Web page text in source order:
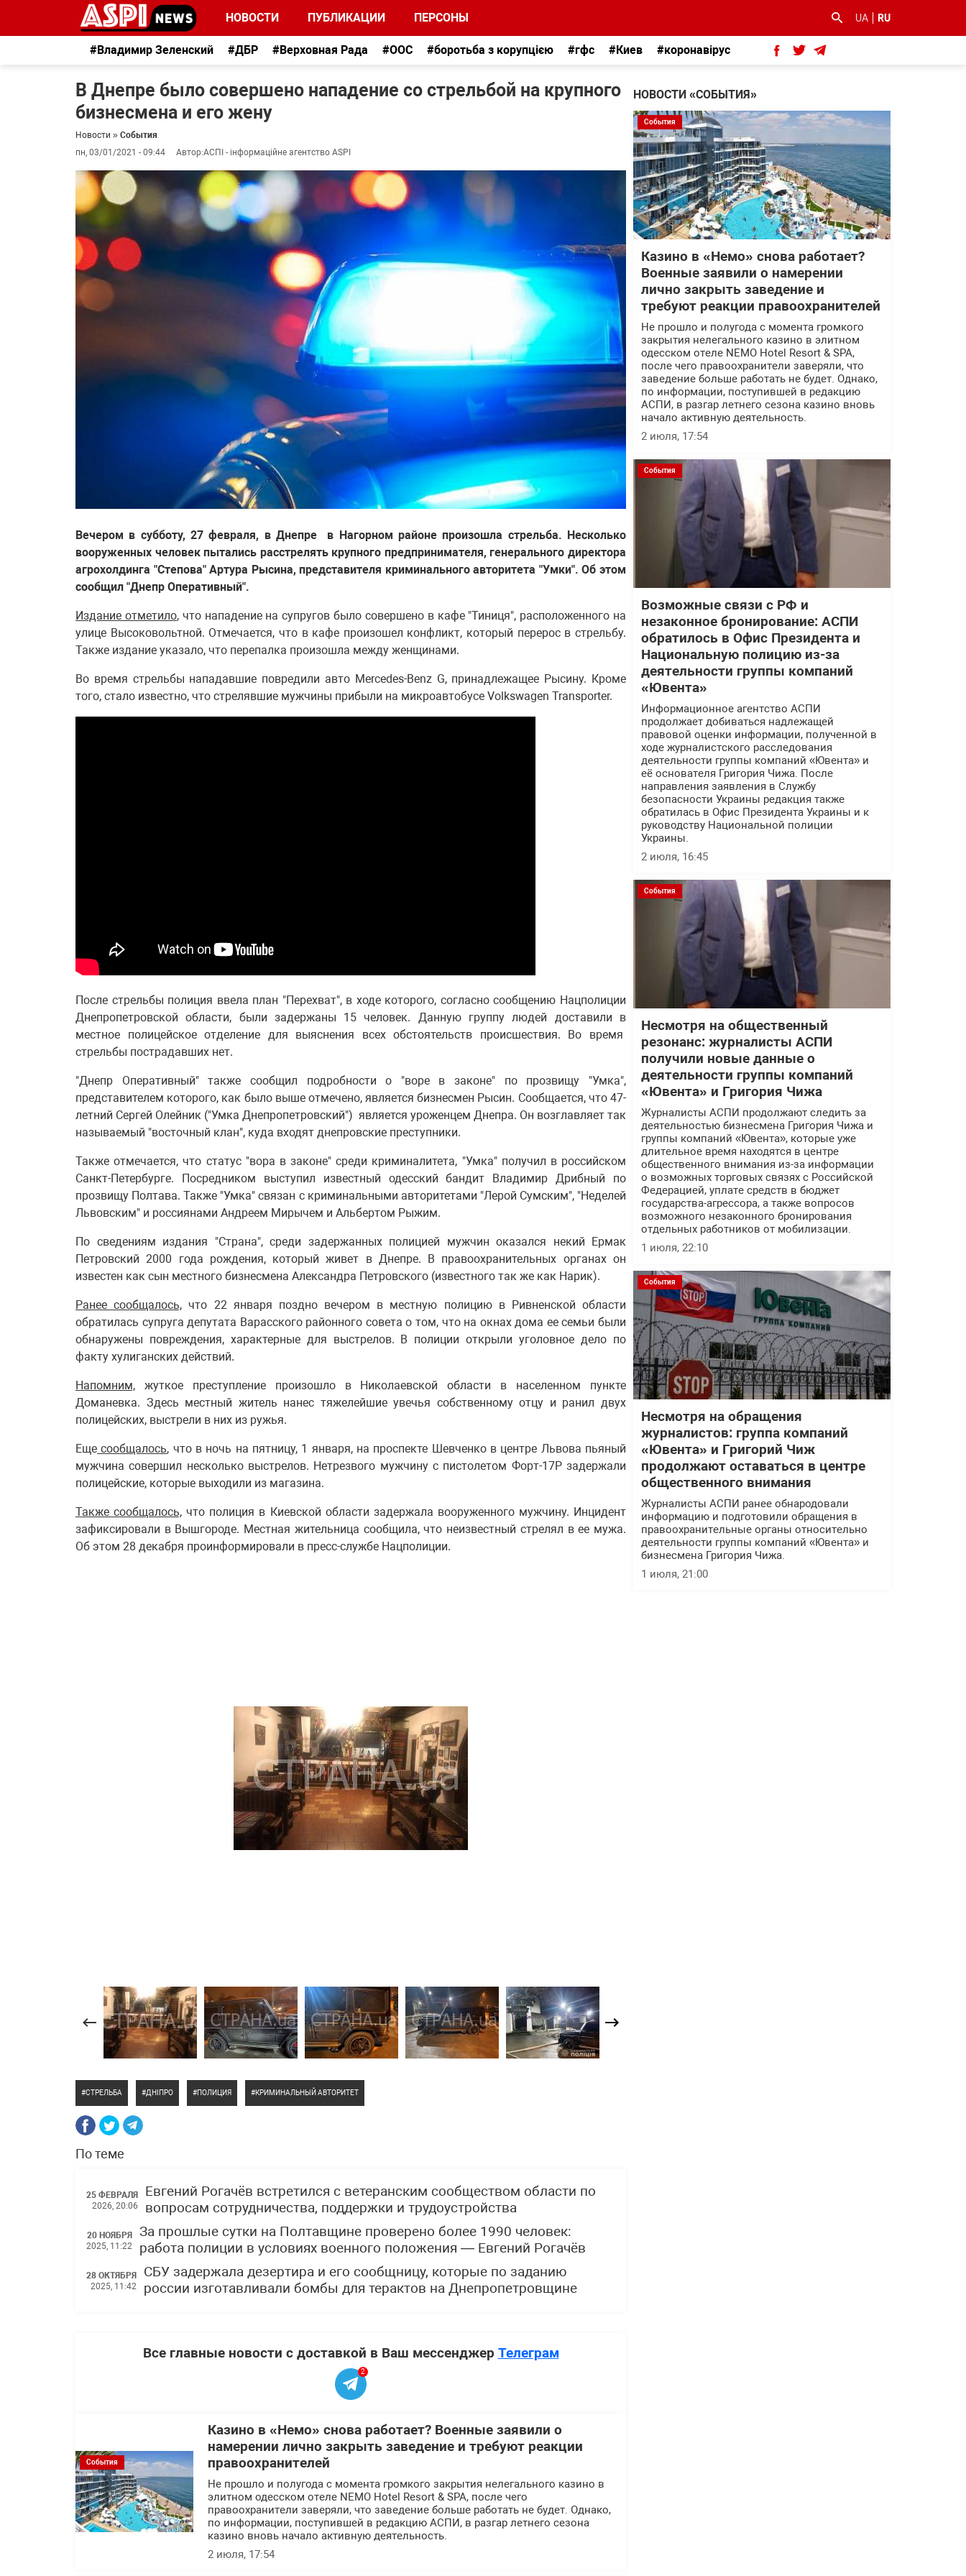
НОВОСТИ ПУБЛИКАЦИИ ПЕРСОНЫ UA RU
#Владимир Зеленский #ДБР #Верховная Рада #ООС #боротьба з корупцією #гфс #Киев #коронавірус
В Днепре было совершено нападение со стрельбой на крупного
бизнесмена и его жену
Новости » События
пн, 03/01/2021 - 09:44
Автор:АСПІ - інформаційне агентство ASPI
Вечером в субботу, 27 февраля, в Днепре в Нагорном районе произошла стрельба. Несколько
вооруженных человек пытались расстрелять крупного предпринимателя, генерального директора
агрохолдинга "Степова" Артура Рысина, представителя криминального авторитета "Умки". Об этом
сообщил "Днепр Оперативный".
Издание отметило, что нападение на супругов было совершено в кафе "Тиниця", расположенного на
улице Высоковольтной. Отмечается, что в кафе произошел конфликт, который перерос в стрельбу.
Также издание указало, что перепалка произошла между женщинами.
Во время стрельбы нападавшие повредили авто Mercedes-Benz G, принадлежащее Рысину. Кроме
того, стало известно, что стрелявшие мужчины прибыли на микроавтобусе Volkswagen Transporter.
После стрельбы полиция ввела план "Перехват", в ходе которого, согласно сообщению Нацполиции
Днепропетровской области, были задержаны 15 человек. Данную группу людей доставили в
местное полицейское отделение для выяснения всех обстоятельств происшествия. Во время
стрельбы пострадавших нет.
"Днепр Оперативный" также сообщил подробности о "воре в законе" по прозвищу "Умка",
представителем которого, как было выше отмечено, является бизнесмен Рысин. Сообщается, что 47-
летний Сергей Олейник ("Умка Днепропетровский") является уроженцем Днепра. Он возглавляет так
называемый "восточный клан", куда входят днепровские преступники.
Также отмечается, что статус "вора в законе" среди криминалитета, "Умка" получил в российском
Санкт-Петербурге. Посредником выступил известный одесский бандит Владимир Дрибный по
прозвищу Полтава. Также "Умка" связан с криминальными авторитетами "Лерой Сумским", "Неделей
Львовским" и россиянами Андреем Мирычем и Альбертом Рыжим.
По сведениям издания "Страна", среди задержанных полицией мужчин оказался некий Ермак
Петровский 2000 года рождения, который живет в Днепре. В правоохранительных органах он
известен как сын местного бизнесмена Александра Петровского (известного так же как Нарик).
Ранее сообщалось, что 22 января поздно вечером в местную полицию в Ривненской области
обратилась супруга депутата Варасского районного совета о том, что на окнах дома ее семьи были
обнаружены повреждения, характерные для выстрелов. В полиции открыли уголовное дело по
факту хулиганских действий.
Напомним, жуткое преступление произошло в Николаевской области в населенном пункте
Доманевка. Здесь местный житель нанес тяжелейшие увечья собственному отцу и ранил двух
полицейских, выстрели в них из ружья.
Еще сообщалось, что в ночь на пятницу, 1 января, на проспекте Шевченко в центре Львова пьяный
мужчина совершил несколько выстрелов. Нетрезвого мужчину с пистолетом Форт-17Р задержали
полицейские, которые выходили из магазина.
Также сообщалось, что полиция в Киевской области задержала вооруженного мужчину. Инцидент
зафиксировали в Вышгороде. Местная жительница сообщила, что неизвестный стрелял в ее мужа.
Об этом 28 декабря проинформировали в пресс-службе Нацполиции.
СТРЕЛЬБА ДНІПРО ПОЛИЦИЯ КРИМИНАЛЬНЫЙ АВТОРИТЕТ
По теме
25 ФЕВРАЛЯ
2026, 20:06
Евгений Рогачёв встретился с ветеранским сообществом области по
вопросам сотрудничества, поддержки и трудоустройства
20 НОЯБРЯ
2025, 11:22
За прошлые сутки на Полтавщине проверено более 1990 человек:
работа полиции в условиях военного положения — Евгений Рогачёв
28 ОКТЯБРЯ
2025, 11:42
СБУ задержала дезертира и его сообщницу, которые по заданию
россии изготавливали бомбы для терактов на Днепропетровщине
Все главные новости с доставкой в Ваш мессенджер Телеграм
2
События
Казино в «Немо» снова работает? Военные заявили о
намерении лично закрыть заведение и требуют реакции
правоохранителей
Не прошло и полугода с момента громкого закрытия нелегального казино в
элитном одесском отеле NEMO Hotel Resort & SPA, после чего
правоохранители заверяли, что заведение больше работать не будет. Однако,
по информации, поступившей в редакцию АСПИ, в разгар летнего сезона
казино вновь начало активную деятельность.
2 июля, 17:54
НОВОСТИ «СОБЫТИЯ»
События
Казино в «Немо» снова работает?
Военные заявили о намерении
лично закрыть заведение и
требуют реакции правоохранителей
Не прошло и полугода с момента громкого
закрытия нелегального казино в элитном
одесском отеле NEMO Hotel Resort & SPA,
после чего правоохранители заверяли, что
заведение больше работать не будет. Однако,
по информации, поступившей в редакцию
АСПИ, в разгар летнего сезона казино вновь
начало активную деятельность.
2 июля, 17:54
События
Возможные связи с РФ и
незаконное бронирование: АСПИ
обратилось в Офис Президента и
Национальную полицию из-за
деятельности группы компаний
«Ювента»
Информационное агентство АСПИ
продолжает добиваться надлежащей
правовой оценки информации, полученной в
ходе журналистского расследования
деятельности группы компаний «Ювента» и
её основателя Григория Чижа. После
направления заявления в Службу
безопасности Украины редакция также
обратилась в Офис Президента Украины и к
руководству Национальной полиции
Украины.
2 июля, 16:45
События
Несмотря на общественный
резонанс: журналисты АСПИ
получили новые данные о
деятельности группы компаний
«Ювента» и Григория Чижа
Журналисты АСПИ продолжают следить за
деятельностью бизнесмена Григория Чижа и
группы компаний «Ювента», которые уже
длительное время находятся в центре
общественного внимания из-за информации
о возможных торговых связях с Российской
Федерацией, уплате средств в бюджет
государства-агрессора, а также вопросов
возможного незаконного бронирования
отдельных работников от мобилизации.
1 июля, 22:10
События
Несмотря на обращения
журналистов: группа компаний
«Ювента» и Григорий Чиж
продолжают оставаться в центре
общественного внимания
Журналисты АСПИ ранее обнародовали
информацию и подготовили обращения в
правоохранительные органы относительно
деятельности группы компаний «Ювента» и
бизнесмена Григория Чижа.
1 июля, 21:00